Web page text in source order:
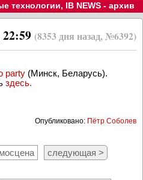
технологии, IB NEWS - архив
(8353 дня назад, №6392)
party (Минск, Беларусь).
здесь.
Опубликовано: Пётр Соболев
следующая >